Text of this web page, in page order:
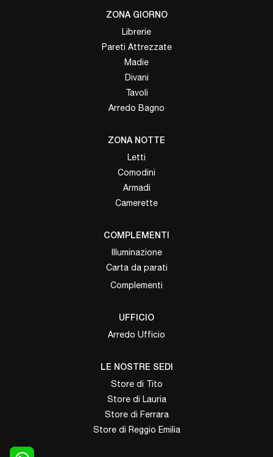
ZONA GIORNO
Librerie
Pareti Attrezzate
Madie
Divani
Tavoli
Arredo Bagno
ZONA NOTTE
Letti
Comodini
Armadi
Camerette
COMPLEMENTI
Illuminazione
Carta da parati
Complementi
UFFICIO
Arredo Ufficio
LE NOSTRE SEDI
Store di Tito
Store di Lauria
Store di Ferrara
Store di Reggio Emilia